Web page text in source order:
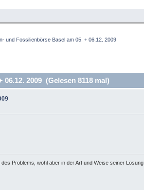
und Fossilienbörse Basel am 05. + 06.12. 2009
2009 (Gelesen 8118 mal)
Problems, wohl aber in der Art und Weise seiner Lösung.